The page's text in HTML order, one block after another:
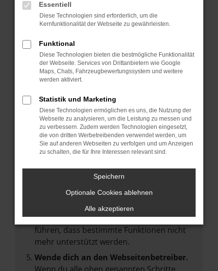
Überprüfe deine Firewall und deine
Internetverbindung.
deine Suchmaschine?
Prüfe deine Browsererweiterungen.
Manche Erweiterungen, wie Werbeblocker,
können das Laden bestimmter Seiten
anderen Browser oder in einem privaten
Fenster?
Starte dein Gerät neu.
Das kann manchmal helfen,
vorübergehende Probleme zu beheben.
Stelle sicher, dass dein Browser und dein
Betriebssystem auf dem neuesten Stand
Veraltete Software birgt nicht nur ein
Sicherheitsrisiko, sondern kann auch dazu
führen, dass bestimmte Funktionen nicht
mehr unterstützt werden.
Wende dich an den Webseitenbetreiber.
Essentiell
Diese Technologien sind erforderlich, um die
Kernfunktionalität der Webseite zu gewährleisten.
Funktional
Diese Technologien bieten die bestmögliche Funktionalität
der Webseite. Services von Drittanbietern wie Google
Maps, Chats, Fahrzeugbewertungssystem und weitere
werden aktiviert.
Statistik und Marketing
Diese Technologien ermöglichen es uns, die Nutzung der
Webseite zu analysieren, um die Leistung zu messen und
zu verbessern. Zudem werden Technologien eingesetzt,
die von dritten Werbetreibenden verwendet werden, um
Sie auf anderen Webseiten zu verfolgen und um Anzeigen
zu schalten, die für Ihre Interessen relevant sind.
Speichern
Optionale Cookies ablehnen
Alle akzeptieren